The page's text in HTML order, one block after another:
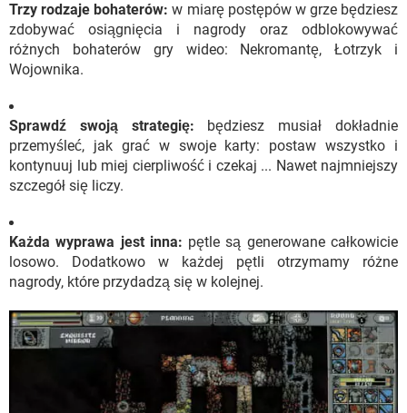
Trzy rodzaje bohaterów: w miarę postępów w grze będziesz
zdobywać osiągnięcia i nagrody oraz odblokowywać
różnych bohaterów gry wideo: Nekromantę, Łotrzyk i
Wojownika.
Sprawdź swoją strategię: będziesz musiał dokładnie
przemyśleć, jak grać w swoje karty: postaw wszystko i
kontynuuj lub miej cierpliwość i czekaj ... Nawet najmniejszy
szczegół się liczy.
Każda wyprawa jest inna: pętle są generowane całkowicie
losowo. Dodatkowo w każdej pętli otrzymamy różne
nagrody, które przydadzą się w kolejnej.